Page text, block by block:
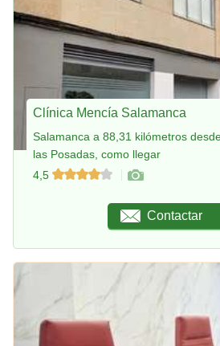
Clínica Mencía Salamanca
Salamanca a 88,31 kilómetros
las Posadas, como llegar
4,5
Contactar